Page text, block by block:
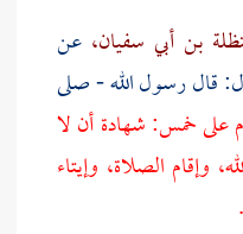
بن أبي سفيان، عن
قال رسول الله - صلى
على خمس: شهادة أن لا
وإقام الصلاة، وإيتاء